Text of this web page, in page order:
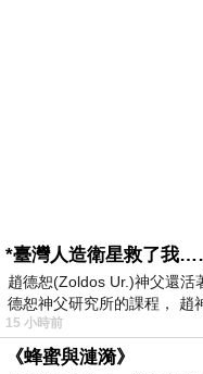
*臺灣人造衛星救了我
趙德恕(Zoldos Ur.)神父還
德恕神父研究所的課程， 趙
15 小時前
《蜂蜜與漣漪》